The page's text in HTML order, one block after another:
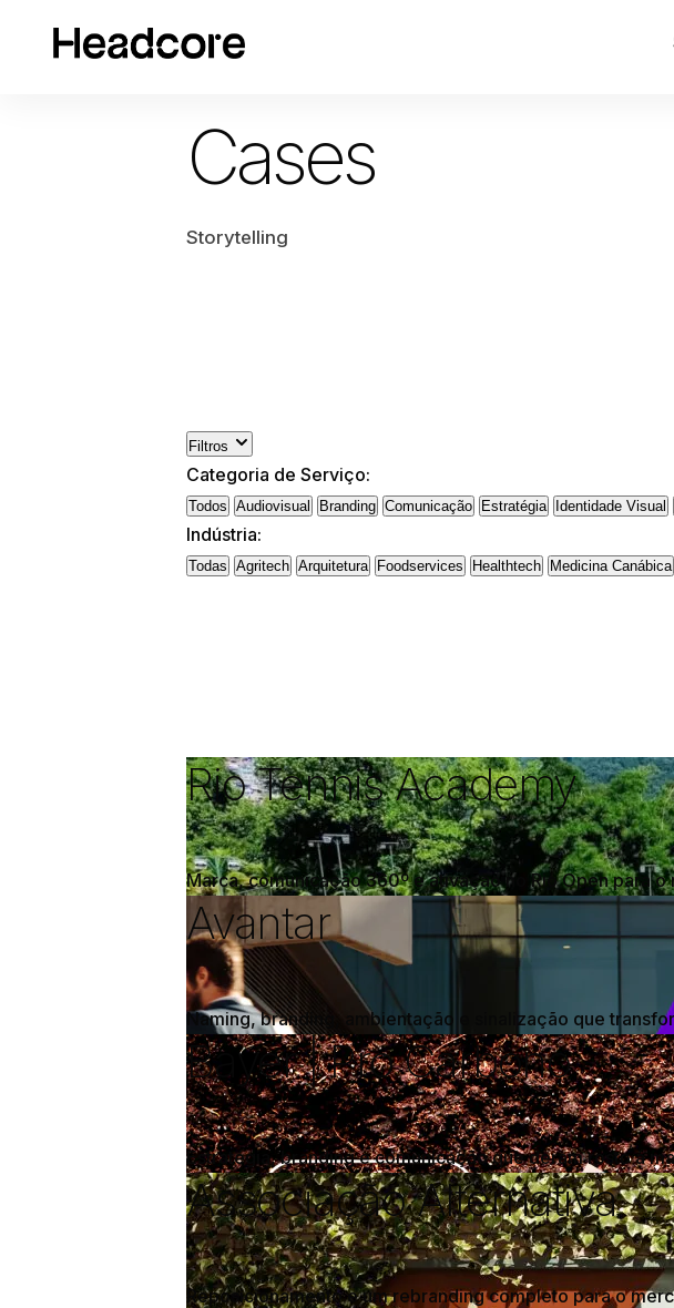
Cases
Storytelling
Filtros
Categoria de Serviço:
Todos Audiovisual Branding Comunicação Estratégia Identidade Visual
Indústria:
Todas Agritech Arquitetura Foodservices Healthtech Medicina Canábica
Rio Tennis Academy
Marca, comunicação 360º e ativação no Rio Open para
Avantar
Naming, branding, ambientação e sinalização que
Bayer | Pro Carbono
Estratégia, branding e comunicação que deram rosto à
Associação Alternativa
Reposicionamento e um rebranding completo para o